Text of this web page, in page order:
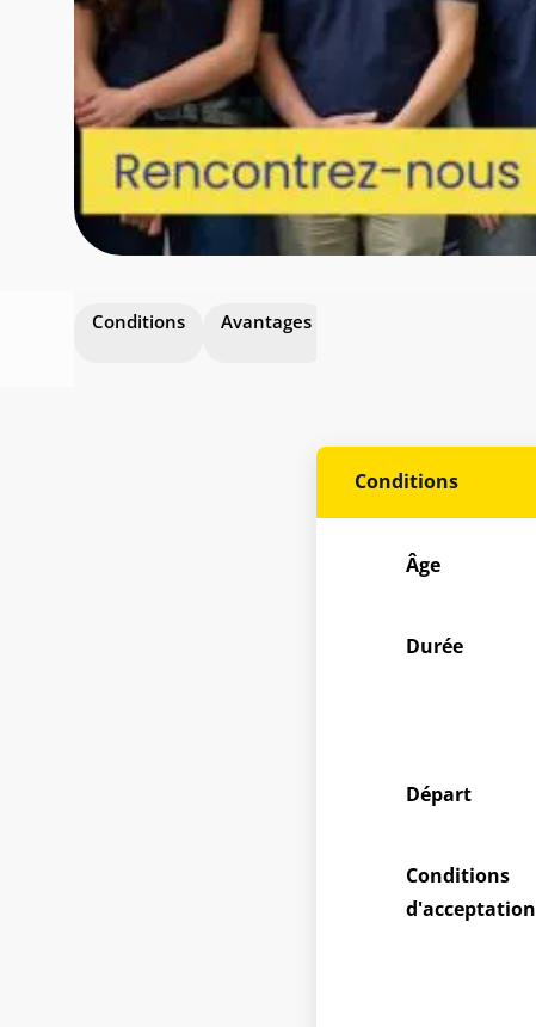
Conditions Avantages
Conditions
Âge
Durée
Départ
Conditions
d'acceptation